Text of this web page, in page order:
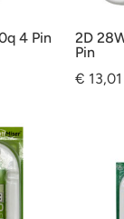
4 Pin
2D
Pin
€ 13,01